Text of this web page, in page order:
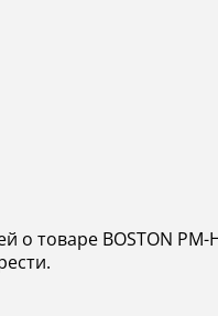
о товаре BOSTON